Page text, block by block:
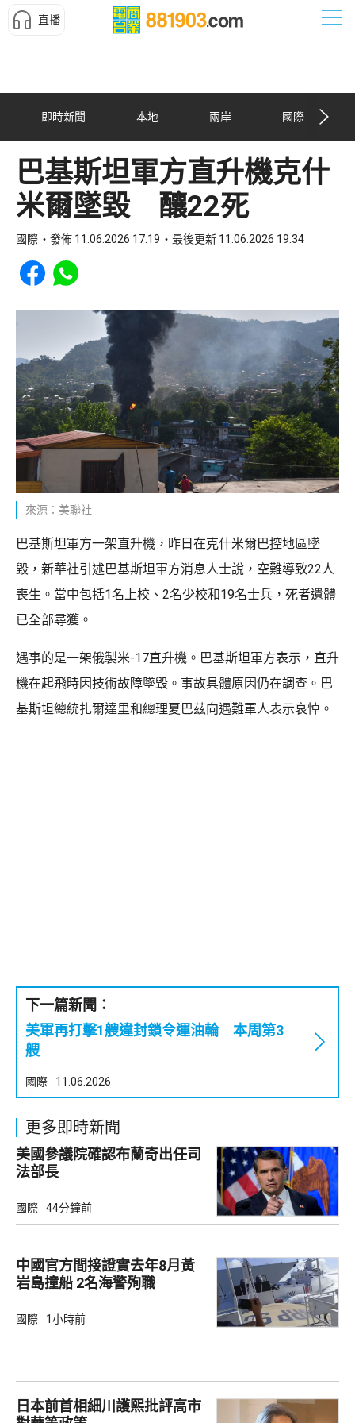
直播
即時新聞 本地 兩岸 國際
巴基斯坦軍方直升機克什
米爾墜毀 釀22死
國際 發佈 11.06.2026 17:19 最後更新 11.06.2026 19:34
Share to Facebook
Share to WhatsApp
來源：美聯社
巴基斯坦軍方一架直升機，昨日在克什米爾巴控地區墜
毀，新華社引述巴基斯坦軍方消息人士說，空難導致22人
喪生。當中包括1名上校、2名少校和19名士兵，死者遺體
已全部尋獲。
遇事的是一架俄製米-17直升機。巴基斯坦軍方表示，直升
機在起飛時因技術故障墜毀。事故具體原因仍在調查。巴
基斯坦總統扎爾達里和總理夏巴茲向遇難軍人表示哀悼。
下一篇新聞：
美軍再打擊1艘違封鎖令運油輪 本周第3
艘
國際 11.06.2026
更多即時新聞
美國參議院確認布蘭奇出任司
法部長
國際 44分鐘前
中國官方間接證實去年8月黃
岩島撞船 2名海警殉職
國際 1小時前
日本前首相細川護熙批評高市